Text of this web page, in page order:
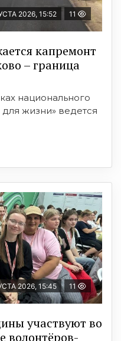
2026, 15:52 11
капремонт
– граница
национального
жизни» ведется
2026, 15:45 11
участвуют во
волонтёров-